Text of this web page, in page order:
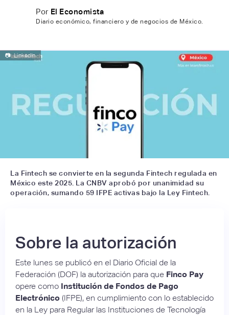
Por El Economista
Diario económico, financiero y de negocios de México.
📷 LinkedIn
La Fintech se convierte en la segunda Fintech regulada en
México este 2025. La CNBV aprobó por unanimidad su
operación, sumando 59 IFPE activas bajo la Ley Fintech.
Sobre la autorización
Este lunes se publicó en el Diario Oficial de la
Federación (DOF) la autorización para que Finco Pay
opere como Institución de Fondos de Pago
Electrónico (IFPE), en cumplimiento con lo establecido
en la Ley para Regular las Instituciones de Tecnología